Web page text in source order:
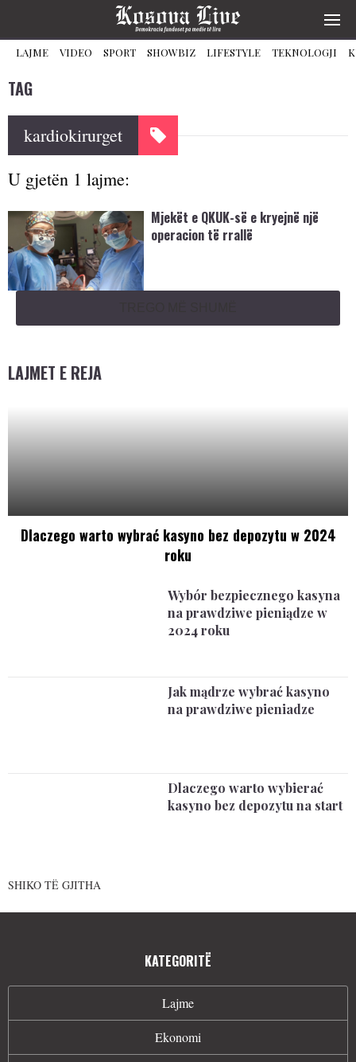
LAJME VIDEO SPORT SHOWBIZ LIFESTYLE TEKNOLOGJI
TAG
kardiokirurget
U gjetën 1 lajme:
Mjekët e QKUK-së e kryejnë një
operacion të rrallë
LAJMET E REJA
Dlaczego warto wybrać kasyno bez depozytu w 2024
roku
Wybór bezpiecznego kasyna
na prawdziwe pieniądze w
2024 roku
Jak mądrze wybrać kasyno
na prawdziwe pieniadze
Dlaczego warto wybierać
kasyno bez depozytu na start
SHIKO TË GJITHA
KATEGORITË
Lajme
Ekonomi